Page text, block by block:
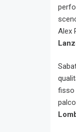
Alex
fisso